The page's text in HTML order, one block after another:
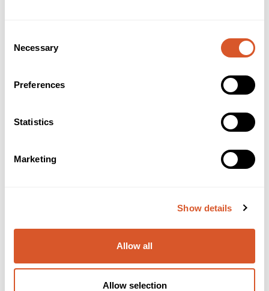
Selection
Necessary
Preferences
Statistics
Marketing
Show details
Allow all
Allow selection